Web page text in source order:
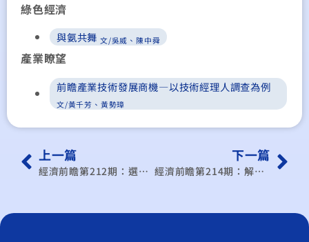
綠色經濟
與氨共舞 文/吳威、陳中舜
產業瞭望
前瞻產業技術發展商機—以技術經理人調查為例
文/黃千芳、黃勢璋
上一篇
經濟前瞻第212期：選後新政府財經政策建言
下一篇
經濟前瞻第214期：解析中國式現代化與全面深化改革